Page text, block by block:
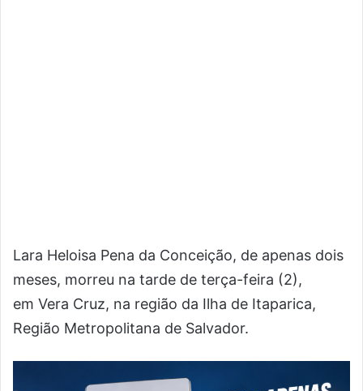
Lara Heloisa Pena da Conceição, de apenas dois
meses, morreu na tarde de terça-feira (2),
em Vera Cruz, na região da Ilha de Itaparica,
Região Metropolitana de Salvador.